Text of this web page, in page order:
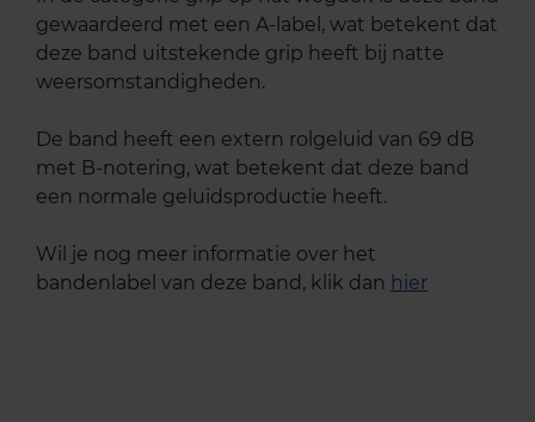
gewaardeerd met een A-label, wat betekent dat
deze band uitstekende grip heeft bij natte
weersomstandigheden.
De band heeft een extern rolgeluid van 69 dB
met B-notering, wat betekent dat deze band
een normale geluidsproductie heeft.
Wil je nog meer informatie over het
bandenlabel van deze band, klik dan hier